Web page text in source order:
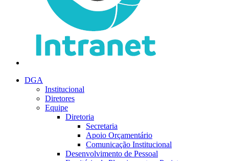
DGA
Institucional
Diretores
Equipe
Diretoria
Secretaria
Apoio Orçamentário
Comunicação Institucional
Desenvolvimento de Pessoal